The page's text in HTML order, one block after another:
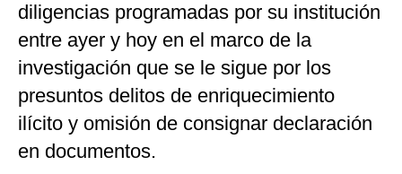
diligencias programadas por su institución
entre ayer y hoy en el marco de la
investigación que se le sigue por los
presuntos delitos de enriquecimiento
ilícito y omisión de consignar declaración
en documentos.